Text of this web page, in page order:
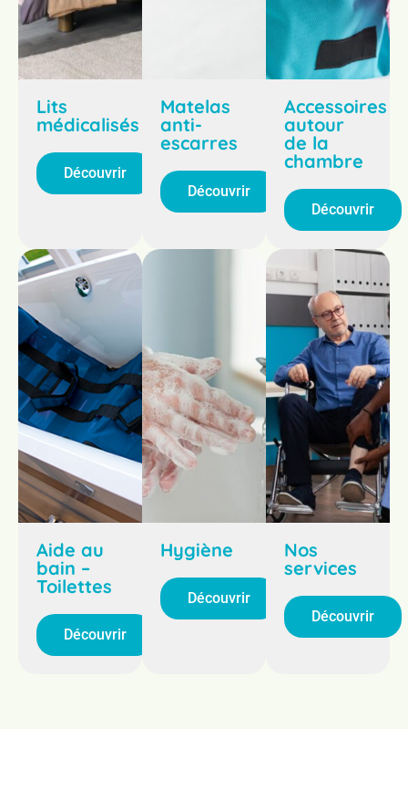
Lits
médicalisés
Découvrir
Matelas
anti-
escarres
Découvrir
Accessoires
autour
de la
chambre
Découvrir
Aide au
bain –
Toilettes
Découvrir
Hygiène
Découvrir
Nos
services
Découvrir